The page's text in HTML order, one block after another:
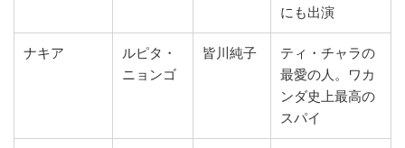
にも出演
ナキア
ルピタ・
ニョンゴ
皆川純子
ティ・チャラの
最愛の人。ワカ
ンダ史上最高の
スパイ